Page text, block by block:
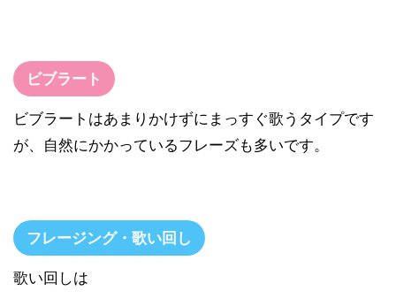
ビブラート
ビブラートはあまりかけずにまっすぐ歌うタイプです
が、自然にかかっているフレーズも多いです。
フレージング・歌い回し
歌い回しは